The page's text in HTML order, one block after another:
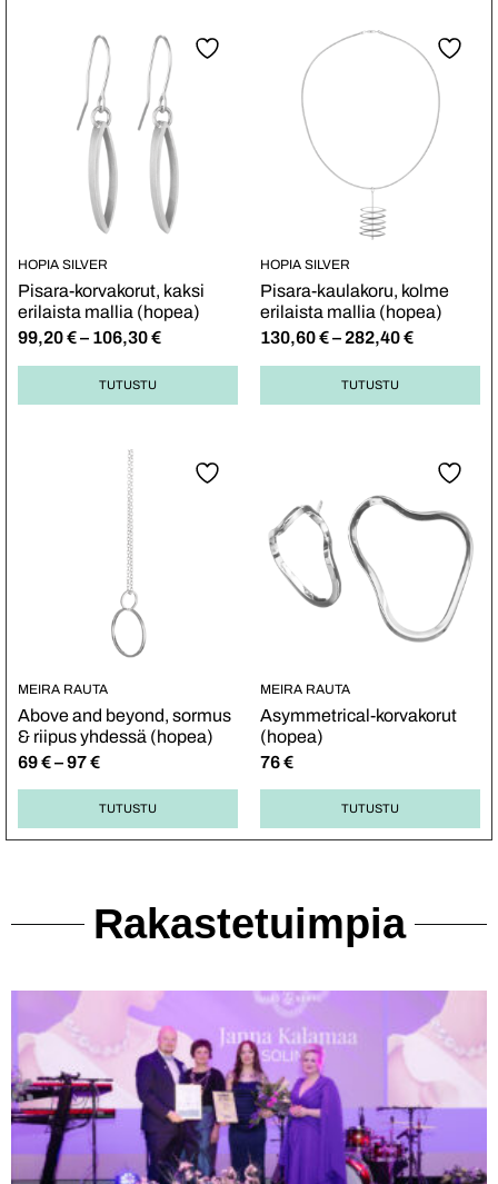
HOPIA SILVER
Pisara-korvakorut, kaksi
erilaista mallia (hopea)
99,20€– 106,30€
TUTUSTU
HOPIA SILVER
Pisara-kaulakoru, kolme
erilaista mallia (hopea)
130,60€– 282,40€
TUTUSTU
MEIRA RAUTA
Above and beyond, sormus
& riipus yhdessä (hopea)
69€–97€
TUTUSTU
MEIRA RAUTA
Asymmetrical-korvakorut
(hopea)
76€
TUTUSTU
Rakastetuimpia